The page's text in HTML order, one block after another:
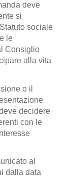
deve
si
sociale
le
Consiglio
alla vita
o il
decidere
con le
al
dalla data